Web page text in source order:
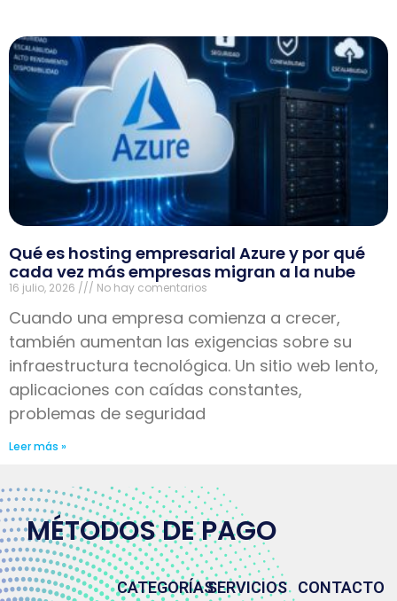
Qué es hosting empresarial Azure y por qué
cada vez más empresas migran a la nube
16 julio, 2026 No hay comentarios
Cuando una empresa comienza a crecer,
también aumentan las exigencias sobre su
infraestructura tecnológica. Un sitio web lento,
aplicaciones con caídas constantes,
problemas de seguridad
Leer más »
MÉTODOS DE PAGO
CATEGORÍASSERVICIOS CONTACTO